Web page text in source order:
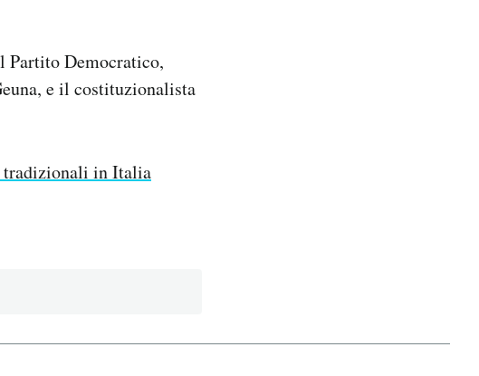
Partito Democratico,
e il costituzionalista
tradizionali in Italia